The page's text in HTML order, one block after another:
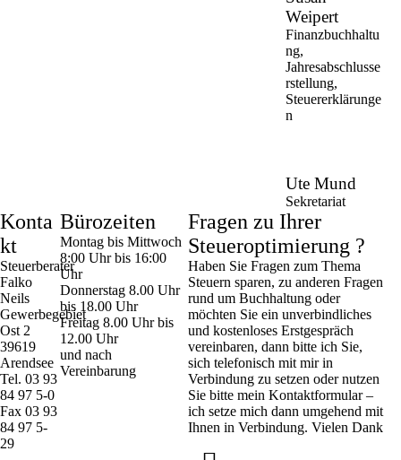
Weipert
Finanzbuchhaltu
ng,
Jahresabschlusse
rstellung,
Steuererklärunge
n
Ute Mund
Sekretariat
Konta
kt
Steuerberater
Falko
Neils
Gewerbegebiet
Ost 2
39619
Arendsee
Tel. 03 93
84 97 5-0
Fax 03 93
84 97 5-
29
Bürozeiten
Montag bis Mittwoch
8:00 Uhr bis 16:00
Uhr
Donnerstag 8.00 Uhr
bis 18.00 Uhr
Freitag 8.00 Uhr bis
12.00 Uhr
und nach
Vereinbarung
Fragen zu Ihrer
Steueroptimierung ?
Haben Sie Fragen zum Thema
Steuern sparen, zu anderen Fragen
rund um Buchhaltung oder
möchten Sie ein unverbindliches
und kostenloses Erstgespräch
vereinbaren, dann bitte ich Sie,
sich telefonisch mit mir in
Verbindung zu setzen oder nutzen
Sie bitte mein Kontaktformular –
ich setze mich dann umgehend mit
Ihnen in Verbindung. Vielen Dank